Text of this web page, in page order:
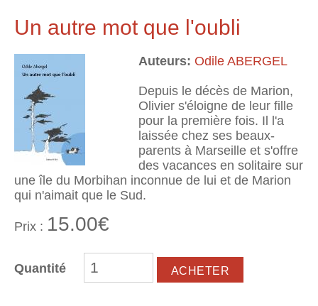
Un autre mot que l'oubli
Auteurs: Odile ABERGEL
Depuis le décès de Marion,
Olivier s'éloigne de leur fille
pour la première fois. Il l'a
laissée chez ses beaux-
parents à Marseille et s'offre
des vacances en solitaire sur
une île du Morbihan inconnue de lui et de Marion
qui n'aimait que le Sud.
Prix : 15.00€
Quantité